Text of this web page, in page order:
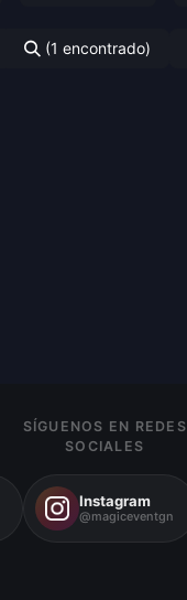
(1 encontrado)
SÍGUENOS EN REDES
SOCIALES
Instagram
@magiceventgn